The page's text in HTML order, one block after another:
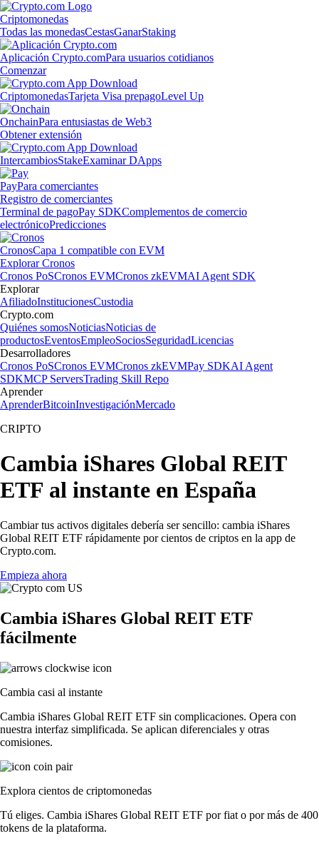
Criptomonedas
Todas las monedasCestasGanarStaking
Aplicación Crypto.comPara usuarios cotidianos
Comenzar
CriptomonedasTarjeta Visa prepagoLevel Up
OnchainPara entusiastas de Web3
Obtener extensión
IntercambiosStakeExaminar DApps
PayPara comerciantes
Registro de comerciantes
Terminal de pagoPay SDKComplementos de comercio
electrónicoPredicciones
CronosCapa 1 compatible con EVM
Explorar Cronos
Cronos PoSCronos EVMCronos zkEVMAI Agent SDK
Explorar
AfiliadoInstitucionesCustodia
Crypto.com
Quiénes somosNoticiasNoticias de
productosEventosEmpleoSociosSeguridadLicencias
Desarrolladores
Cronos PoSCronos EVMCronos zkEVMPay SDKAI Agent
SDKMCP ServersTrading Skill Repo
Aprender
AprenderBitcoinInvestigaciónMercado
CRIPTO
Cambia iShares Global REIT
ETF al instante en España
Cambiar tus activos digitales debería ser sencillo: cambia iShares
Global REIT ETF rápidamente por cientos de criptos en la app de
Crypto.com.
Empieza ahora
Cambia iShares Global REIT ETF
fácilmente
Cambia casi al instante
Cambia iShares Global REIT ETF sin complicaciones. Opera con
nuestra interfaz simplificada. Se aplican diferenciales y otras
comisiones.
Explora cientos de criptomonedas
Tú eliges. Cambia iShares Global REIT ETF por fiat o por más de 400
tokens de la plataforma.